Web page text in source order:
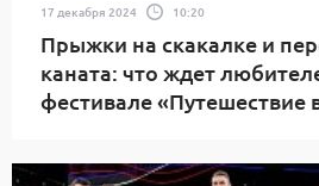
17 декабря 2024 10:20
Прыжки на скакалке и
каната: что ждет
фестивале «Путешествие